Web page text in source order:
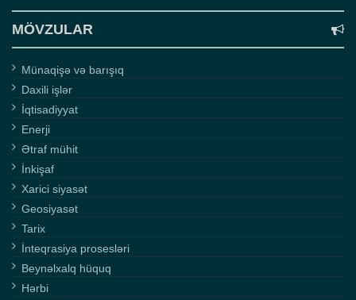
MÖVZULAR
Münaqişə və barışıq
Daxili işlər
İqtisadiyyat
Enerji
Ətraf mühit
İnkişaf
Xarici siyasət
Geosiyasət
Tarix
İnteqrasiya prosesləri
Beynəlxalq hüquq
Hərbi